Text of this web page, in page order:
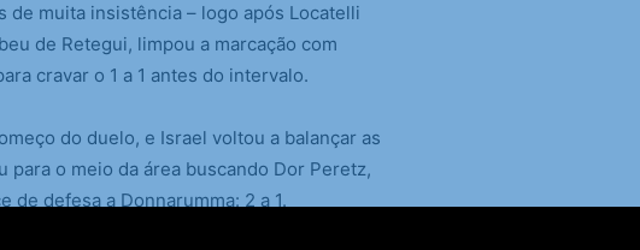
de muita insistência – logo após Locatelli
de Retegui, limpou a marcação com
cravar o 1 a 1 antes do intervalo.
do duelo, e Israel voltou a balançar as
o meio da área buscando Dor Peretz,
defesa a Donnarumma: 2 a 1.